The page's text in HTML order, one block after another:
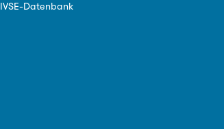
IVSE-Datenbank